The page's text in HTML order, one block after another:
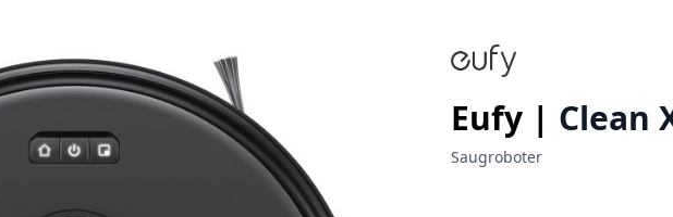
Eufy | Clean
Saugroboter